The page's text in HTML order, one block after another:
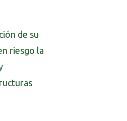
de su
riesgo la